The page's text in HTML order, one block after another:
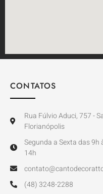
CONTATOS
Rua Fúlvio Aduci, 757 -
Florianópolis
Segunda a Sexta das 9h
14h
(48) 3248-2288